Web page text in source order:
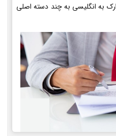
به انگلیسی به چند دسته اصلی